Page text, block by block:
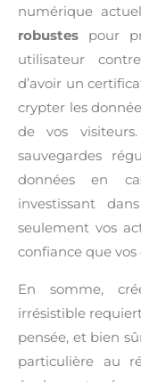
numérique
robustes pour
utilisateur
d’avoir un
crypter les
de vos
sauvegardes
données en
investissant
seulement vos
confiance que
En somme,
irrésistible
pensée, et bien
particulière au